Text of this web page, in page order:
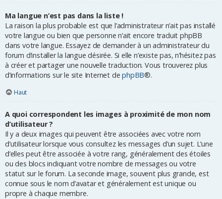
Ma langue n’est pas dans la liste !
La raison la plus probable est que l’administrateur n’ait pas installé
votre langue ou bien que personne n’ait encore traduit phpBB
dans votre langue. Essayez de demander à un administrateur du
forum d’installer la langue désirée. Si elle n’existe pas, n’hésitez pas
à créer et partager une nouvelle traduction. Vous trouverez plus
d’informations sur le site Internet dephpBB®.
Haut
A quoi correspondent les images à proximité de mon nom
d’utilisateur ?
Il y a deux images qui peuvent être associées avec votre nom
d’utilisateur lorsque vous consultez les messages d’un sujet. L’une
d’elles peut être associée à votre rang, généralement des étoiles
ou des blocs indiquant votre nombre de messages ou votre
statut sur le forum. La seconde image, souvent plus grande, est
connue sous le nom d’avatar et généralement est unique ou
propre à chaque membre.